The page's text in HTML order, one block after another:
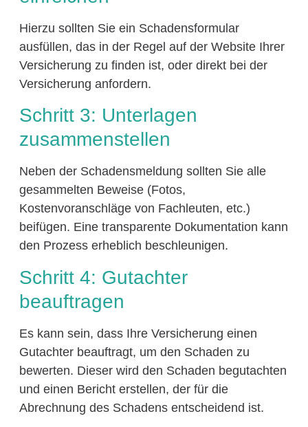
Hierzu sollten Sie ein Schadensformular
ausfüllen, das in der Regel auf der Website Ihrer
Versicherung zu finden ist, oder direkt bei der
Versicherung anfordern.
Schritt 3: Unterlagen
zusammenstellen
Neben der Schadensmeldung sollten Sie alle
gesammelten Beweise (Fotos,
Kostenvoranschläge von Fachleuten, etc.)
beifügen. Eine transparente Dokumentation kann
den Prozess erheblich beschleunigen.
Schritt 4: Gutachter
beauftragen
Es kann sein, dass Ihre Versicherung einen
Gutachter beauftragt, um den Schaden zu
bewerten. Dieser wird den Schaden begutachten
und einen Bericht erstellen, der für die
Abrechnung des Schadens entscheidend ist.